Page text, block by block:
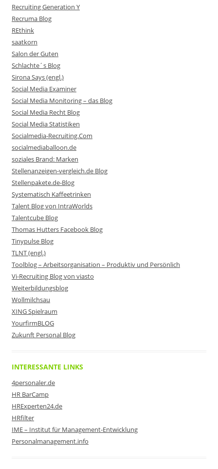
Recruiting Generation Y
Recruma Blog
REthink
saatkorn
Salon der Guten
Schlachte´s Blog
Sirona Says (engl.)
Social Media Examiner
Social Media Monitoring – das Blog
Social Media Recht Blog
Social Media Statistiken
Socialmedia-Recruiting.Com
socialmediaballoon.de
soziales Brand: Marken
Stellenanzeigen-vergleich.de Blog
Stellenpakete.de-Blog
Systematisch Kaffeetrinken
Talent Blog von IntraWorlds
Talentcube Blog
Thomas Hutters Facebook Blog
Tinypulse Blog
TLNT (engl.)
Toolblog – Arbeitsorganisation – Produktiv und Persönlich
Vi-Recruiting Blog von viasto
Weiterbildungsblog
Wollmilchsau
XING Spielraum
YourfirmBLOG
Zukunft Personal Blog
INTERESSANTE LINKS
4personaler.de
HR BarCamp
HRExperten24.de
HRfilter
IME – Institut für Management-Entwicklung
Personalmanagement.info